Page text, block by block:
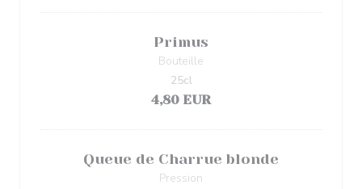
Primus
Bouteille
4,80 EUR
25cl
Queue de Charrue blonde
Pression